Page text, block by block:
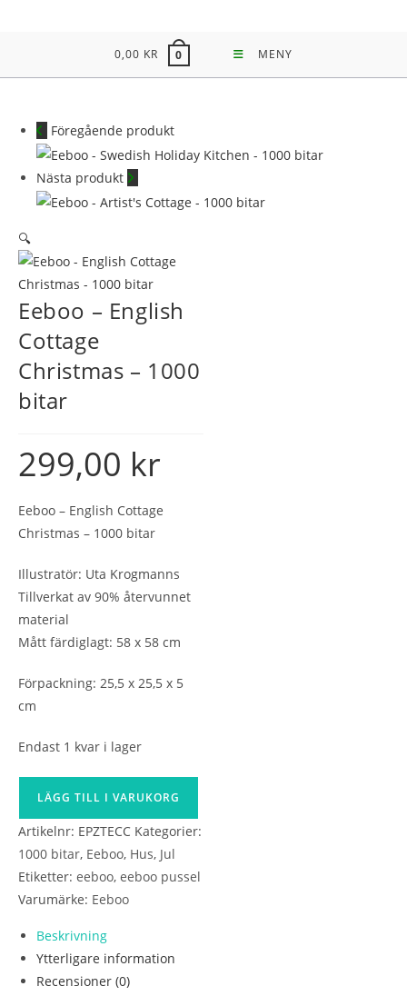
0,00 KR 0 MENY
Föregående produkt
Nästa produkt
🔍
Eeboo – English
Cottage
Christmas – 1000
bitar
299,00 kr
Eeboo – English Cottage
Christmas – 1000 bitar
Illustratör: Uta Krogmanns
Tillverkat av 90% återvunnet
material
Mått färdiglagt: 58 x 58 cm
Förpackning: 25,5 x 25,5 x 5
cm
Endast 1 kvar i lager
English
Cottage
Christmas
-
bitar
mängd
LÄGG TILL I VARUKORG
Artikelnr: EPZTECC Kategorier:
1000 bitar, Eeboo, Hus, Jul
Etiketter: eeboo, eeboo pussel
Varumärke: Eeboo
Beskrivning
Ytterligare information
Recensioner (0)